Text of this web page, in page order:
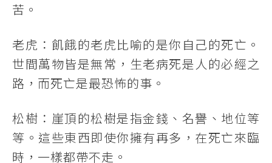
苦。
老虎：飢餓的老虎比喻的是你自己的死亡。
世間萬物皆是無常，生老病死是人的必經之
路，而死亡是最恐怖的事。
松樹：崖頂的松樹是指金錢、名譽、地位等
等。這些東西即使你擁有再多，在死亡來臨
時，一樣都帶不走。